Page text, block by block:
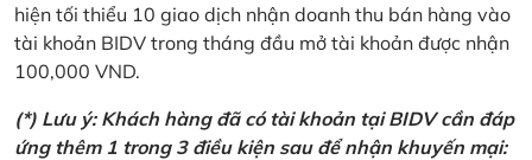
hiện tối thiểu 10 giao dịch nhận doanh thu bán hàng vào
tài khoản BIDV trong tháng đầu mở tài khoản được nhận
100,000 VND.
(*) Lưu ý: Khách hàng đã có tài khoản tại BIDV cần đáp
ứng thêm 1 trong 3 điều kiện sau để nhận khuyến mại: